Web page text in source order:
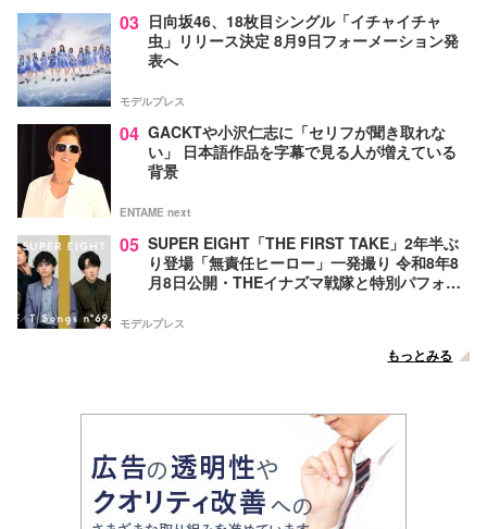
03 日向坂46、18枚目シングル「イチャイチャ
虫」リリース決定 8月9日フォーメーション発
表へ
モデルプレス
04 GACKTや小沢仁志に「セリフが聞き取れな
い」 日本語作品を字幕で見る人が増えている
背景
ENTAME next
05 SUPER EIGHT「THE FIRST TAKE」2年半ぶ
り登場「無責任ヒーロー」一発撮り 令和8年8
月8日公開・THEイナズマ戦隊と特別パフォー
モデルプレス
もっとみる